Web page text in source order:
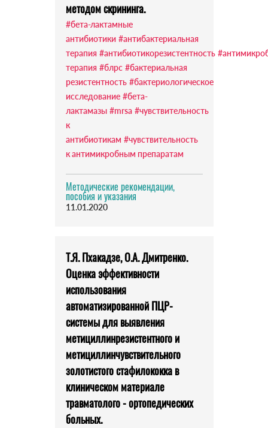
методом скрининга.
#бета-лактамные
антибиотики #антибактериальная
терапия #антибиотикорезистентность
терапия #блрс #бактериальная
резистентность #бактериологическое
исследование #бета-
лактамазы #mrsa #чувствительность
к
антибиотикам #чувствительность
к антимикробным препаратам
Методические рекомендации,
пособия и указания
11.01.2020
Т.Я. Пхакадзе, О.А. Дмитренко.
Оценка эффективности
использования
автоматизированной ПЦР-
системы для выявления
метициллинрезистентного и
метициллинчувствительного
золотистого стафилококка в
клиническом материале
травматолого - ортопедических
больных.